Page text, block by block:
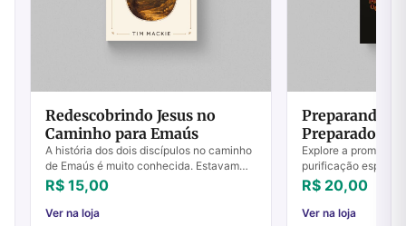
Redescobrindo Jesus no
Caminho para Emaús
A história dos dois discípulos no caminho
de Emaús é muito conhecida. Estavam
conversando sobre Jesus, conheciam
Jesus, mas não conseguiram reconhecer
Jesus ...
R$ 15,00
Ver na loja
Preparando-
Preparador
Explore a promessa
purificação
nos Para o
caminho interior
R$ 20,00
Ver na loja